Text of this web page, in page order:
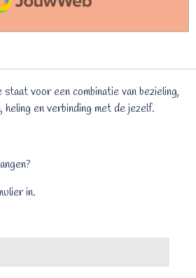
voor een combinatie van bezieling,
en verbinding met de jezelf.
in.